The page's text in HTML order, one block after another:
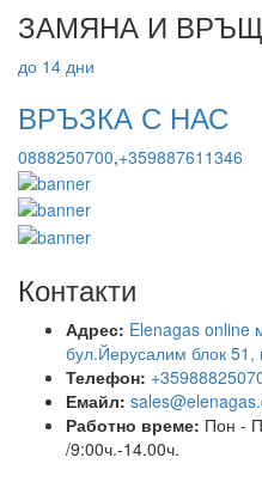
ЗАМЯНА И
до 14 дни
ВРЪЗКА С НАС
0888250700,+359887611346
Контакти
Адрес: Elenagas online
бул.Йерусалим блок 51,
Телефон:
Емайл:
Работно време: Пон -
/9:00ч.-14.00ч.